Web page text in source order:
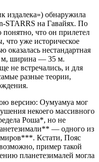
издалека») обнаружила
STARRS на Гавайях. По
понятно, что он прилетел
что уже историческое
нестандартная
м, ширина — 35 м.
не встречались, и для
разные теории,
версию: Оумуамуа мог
некоего массивного
Роша*, но не
— одного из
миров***. Кстати, Пояс
пример такой
планетезималей могла